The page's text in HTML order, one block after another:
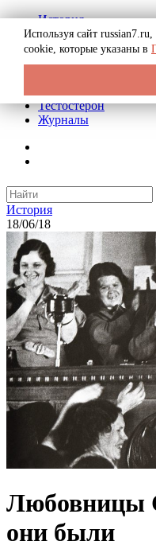
История
Биография
Криминал
Реклама на сайте
Тестостерон
Журналы
История
18/06/18
Любовницы
они были
Используя сайт
cookie, которые указаны в